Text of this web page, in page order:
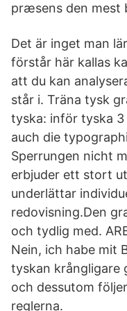
præsens den mest
Det är inget man
förstår här kallas
att du kan
står i. Träna tysk
tyska: inför tyska 3
auch die
Sperrungen nicht
erbjuder ett stort
underlättar
redovisning.Den
och tydlig med.
Nein, ich habe mit
tyskan krångligare
och dessutom
reglerna.